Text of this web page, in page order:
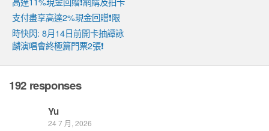
支付盡享高達2%現金回贈❗限
時快閃: 8月14日前開卡抽譚詠
麟演唱會終極篇門票2張❗
192 responses
Yu
24 7 月, 2026